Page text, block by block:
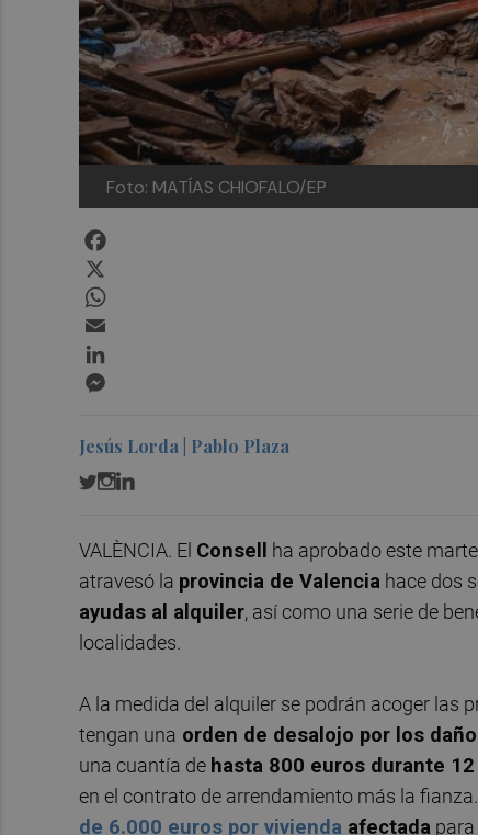
Foto: MATÍAS CHIOFALO/EP
Jesús Lorda | Pablo Plaza
VALÈNCIA. El Consell ha aprobado este
atravesó la provincia de Valencia hace dos
ayudas al alquiler, así como una serie de
localidades.
A la medida del alquiler se podrán acoger las
tengan una orden de desalojo por los
una cuantía de hasta 800 euros durante
en el contrato de arrendamiento más la
de 6.000 euros por vivienda afectada